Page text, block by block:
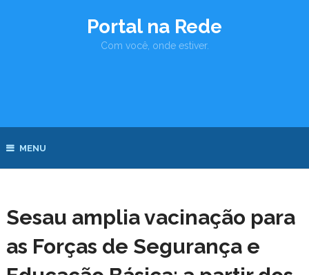
Portal na Rede
Com você, onde estiver.
MENU
Sesau amplia vacinação para
as Forças de Segurança e